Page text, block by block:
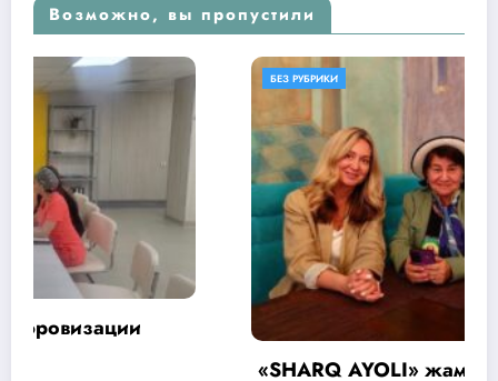
Возможно, вы пропустили
БЕЗ РУБРИКИ
«SHARQ AYOLI» жамоат фондининг